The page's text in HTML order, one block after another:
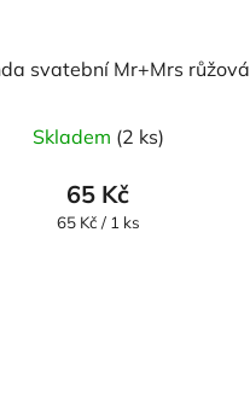
svatební Mr+Mrs růžová
Skladem (2 ks)
65 Kč
Měrná
65 Kč / 1 ks